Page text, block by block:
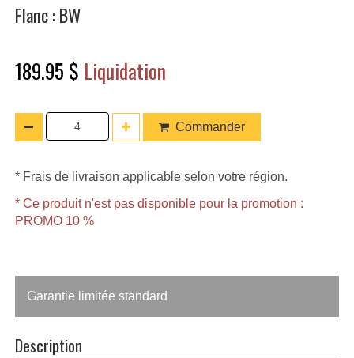
Flanc : BW
189.95 $ Liquidation
Commander
* Frais de livraison applicable selon votre région.
* Ce produit n'est pas disponible pour la promotion :
PROMO 10 %
Garantie limitée standard
Description